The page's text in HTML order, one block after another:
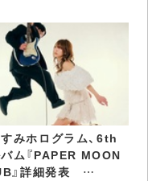
みホログラム、6th
ム『PAPER MOON
』詳細発表